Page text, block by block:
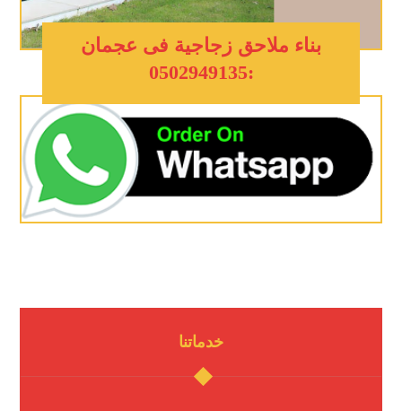
بناء ملاحق زجاجية فى عجمان
:0502949135
خدماتنا